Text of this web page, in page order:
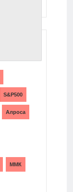
S&P500
Алроса
ММК